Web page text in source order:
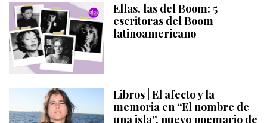
Ellas, las del Boom: 5
escritoras del Boom
latinoamericano
Libros | El afecto y la
memoria en “El nombre de
una isla”, nuevo poemario de